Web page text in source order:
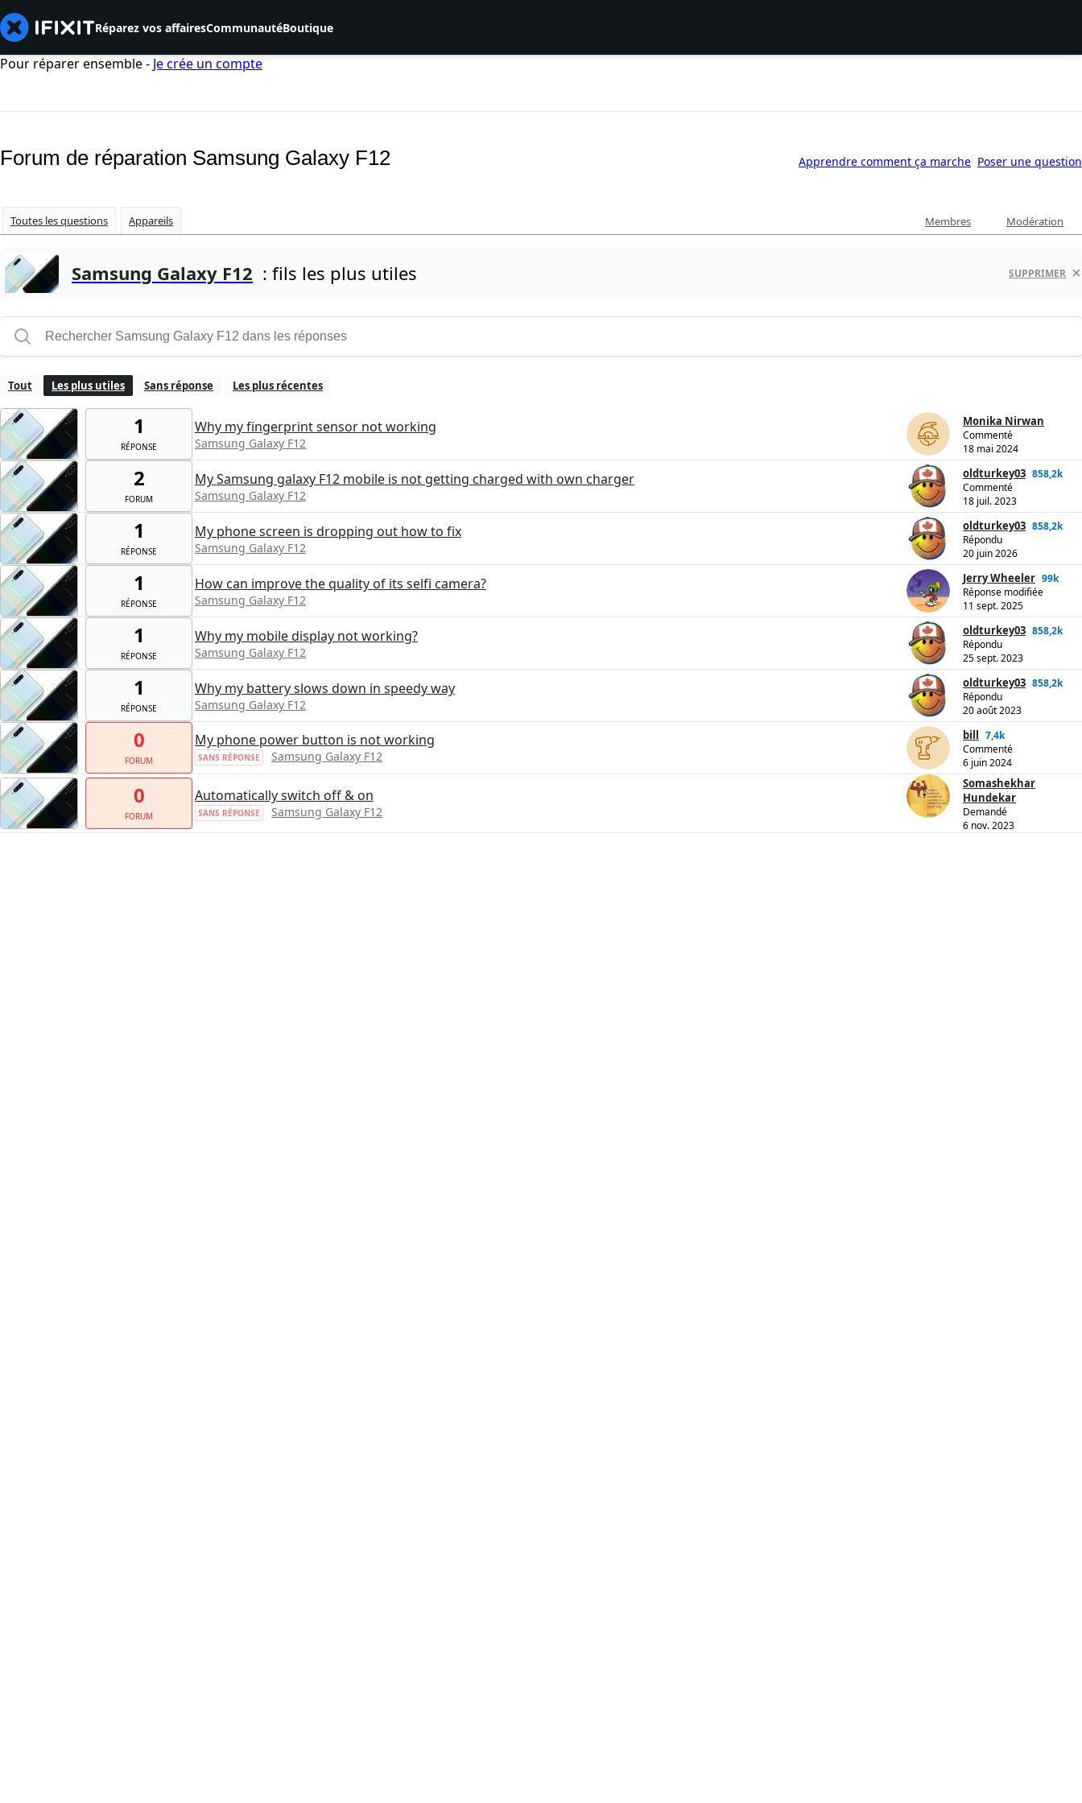
Réparez vos affairesCommunautéBoutique
Pour réparer ensemble - Je crée un compte
Forum de réparation Samsung Galaxy F12 Apprendre comment ça marche Poser une question
Toutes les questions Appareils Membres Modération
Samsung Galaxy F12 : fils les plus utiles SUPPRIMER
Tout Les plus utiles Sans réponse Les plus récentes
1
RÉPONSE
Why my fingerprint sensor not working
Samsung Galaxy F12
Monika Nirwan
Commenté
18 mai 2024
2
FORUM
My Samsung galaxy F12 mobile is not getting charged with own charger
Samsung Galaxy F12
oldturkey03 858,2k
Commenté
18 juil. 2023
1
RÉPONSE
My phone screen is dropping out how to fix
Samsung Galaxy F12
oldturkey03 858,2k
Répondu
20 juin 2026
1
RÉPONSE
How can improve the quality of its selfi camera?
Samsung Galaxy F12
Jerry Wheeler 99k
Réponse modifiée
11 sept. 2025
1
RÉPONSE
Why my mobile display not working?
Samsung Galaxy F12
oldturkey03 858,2k
Répondu
25 sept. 2023
1
RÉPONSE
Why my battery slows down in speedy way
Samsung Galaxy F12
oldturkey03 858,2k
Répondu
20 août 2023
0
FORUM
My phone power button is not working
SANS RÉPONSE Samsung Galaxy F12
bill 7,4k
Commenté
6 juin 2024
0
FORUM
Automatically switch off & on
SANS RÉPONSE Samsung Galaxy F12
Somashekhar
Hundekar
Demandé
6 nov. 2023